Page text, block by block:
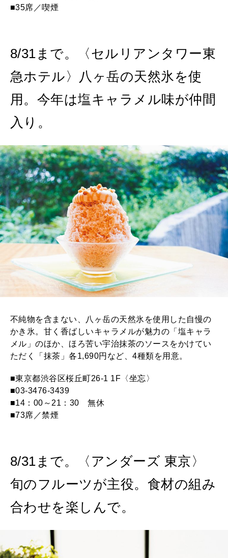
■35席／喫煙
8/31まで。〈セルリアンタワー東
急ホテル〉八ヶ岳の天然氷を使
用。今年は塩キャラメル味が仲間
入り。
不純物を含まない、八ヶ岳の天然氷を使用した自慢の
かき氷。甘く香ばしいキャラメルが魅力の「塩キャラ
メル」のほか、ほろ苦い宇治抹茶のソースをかけてい
ただく「抹茶」各1,690円など、4種類を用意。
■東京都渋谷区桜丘町26-1 1F〈坐忘〉
■03-3476-3439
■14：00～21：30 無休
■73席／禁煙
8/31まで。〈アンダーズ 東京〉
旬のフルーツが主役。食材の組み
合わせを楽しんで。